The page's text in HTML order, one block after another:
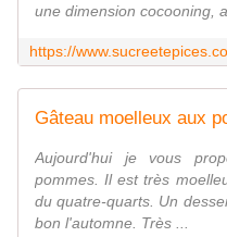
une dimension cocooning,
Aujourd'hui je vous
pommes. Il est très
du quatre-quarts. Un
bon l'automne. Très ...